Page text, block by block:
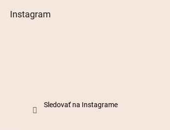
Instagram
Sledovať na Instagrame